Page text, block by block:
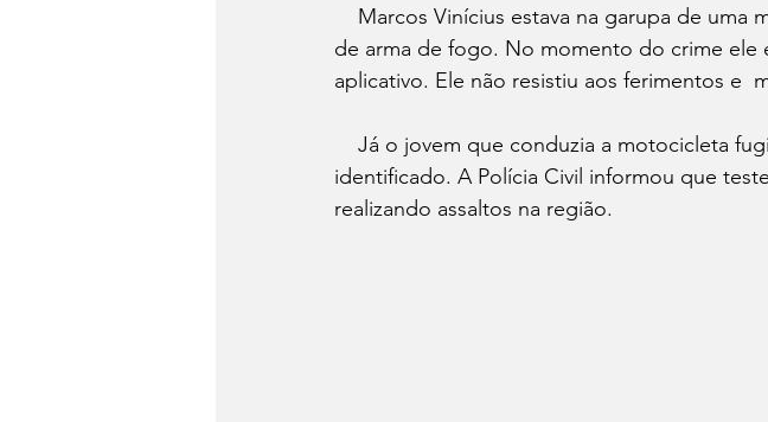
de arma de fogo. No momento do crime
aplicativo. Ele não resistiu aos ferimentos e
identificado. A Polícia Civil informou que
realizando assaltos na região.